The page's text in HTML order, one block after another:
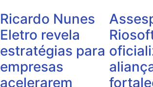
Ricardo Nunes
Eletro revela
estratégias para
empresas
acelerarem